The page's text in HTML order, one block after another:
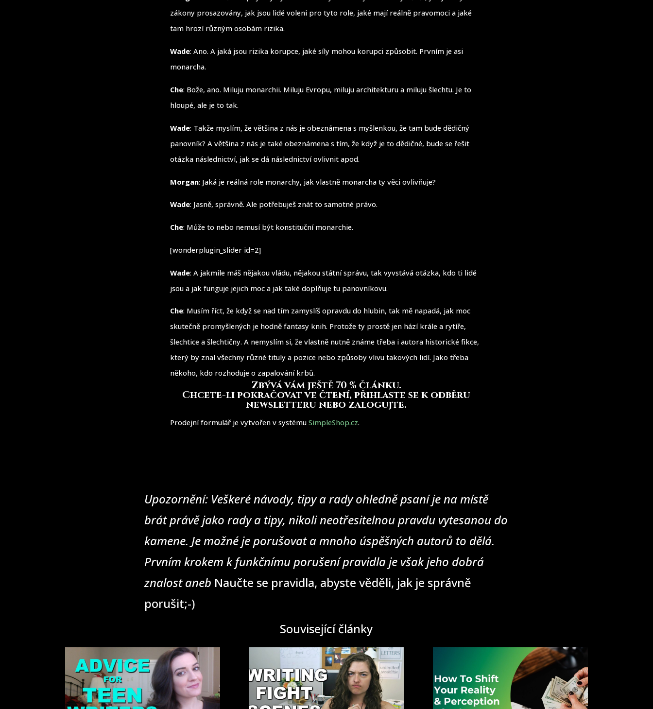
zákony prosazovány, jak jsou lidé voleni pro tyto role, jaké mají reálně pravomoci a jaké
tam hrozí různým osobám rizika.
Wade: Ano. A jaká jsou rizika korupce, jaké síly mohou korupci způsobit. Prvním je asi
monarcha.
Che: Bože, ano. Miluju monarchii. Miluju Evropu, miluju architekturu a miluju šlechtu. Je to
hloupé, ale je to tak.
Wade: Takže myslím, že většina z nás je obeznámena s myšlenkou, že tam bude dědičný
panovník? A většina z nás je také obeznámena s tím, že když je to dědičné, bude se řešit
otázka následnictví, jak se dá následnictví ovlivnit apod.
Morgan: Jaká je reálná role monarchy, jak vlastně monarcha ty věci ovlivňuje?
Wade: Jasně, správně. Ale potřebuješ znát to samotné právo.
Che: Může to nebo nemusí být konstituční monarchie.
[wonderplugin_slider id=2]
Wade: A jakmile máš nějakou vládu, nějakou státní správu, tak vyvstává otázka, kdo ti lidé
jsou a jak funguje jejich moc a jak také doplňuje tu panovníkovu.
Che: Musím říct, že když se nad tím zamyslíš opravdu do hlubin, tak mě napadá, jak moc
skutečně promyšlených je hodně fantasy knih. Protože ty prostě jen hází krále a rytíře,
šlechtice a šlechtičny. A nemyslím si, že vlastně nutně známe třeba i autora historické fikce,
který by znal všechny různé tituly a pozice nebo způsoby vlivu takových lidí. Jako třeba
někoho, kdo rozhoduje o zapalování krbů.
Zbývá vám ještě 70 % článku.
Chcete-li pokračovat ve čtení, přihlaste se k odběru
newsletteru nebo zalogujte.
Prodejní formulář je vytvořen v systémuSimpleShop.cz.
Upozornění: Veškeré návody, tipy a rady ohledně psaní je na místě
brát právě jako rady a tipy, nikoli neotřesitelnou pravdu vytesanou do
kamene. Je možné je porušovat a mnoho úspěšných autorů to dělá.
Prvním krokem k funkčnímu porušení pravidla je však jeho dobrá
znalost aneb Naučte se pravidla, abyste věděli, jak je správně
porušit;-)
Související články